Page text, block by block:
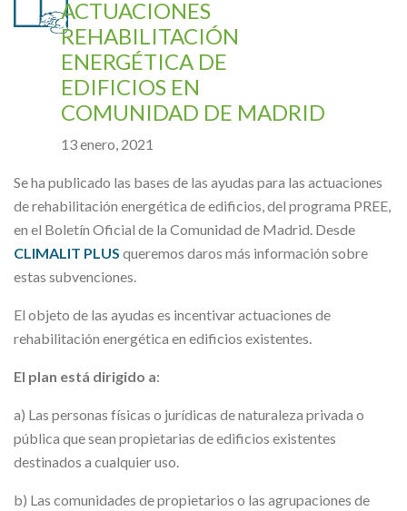
ACTUACIONES
REHABILITACIÓN
ENERGÉTICA DE
EDIFICIOS EN
COMUNIDAD DE MADRID
13 enero, 2021
Se ha publicado las bases de las ayudas para las actuaciones
de rehabilitación energética de edificios, del programa PREE,
en el Boletín Oficial de la Comunidad de Madrid. Desde
CLIMALIT PLUS queremos daros más información sobre
estas subvenciones.
El objeto de las ayudas es incentivar actuaciones de
rehabilitación energética en edificios existentes.
El plan está dirigido a:
a) Las personas físicas o jurídicas de naturaleza privada o
pública que sean propietarias de edificios existentes
destinados a cualquier uso.
b) Las comunidades de propietarios o las agrupaciones de